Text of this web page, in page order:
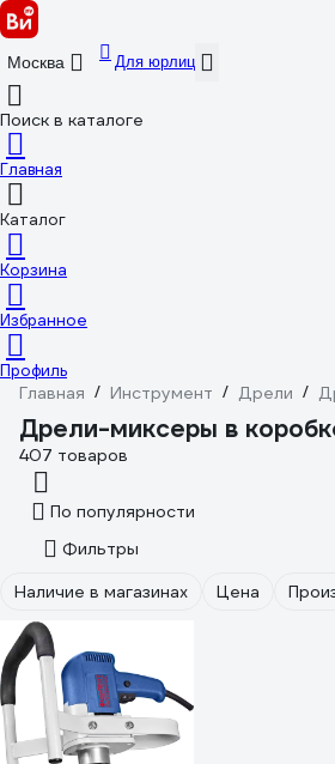
Москва Для юрлиц
Поиск в каталоге
Главная
Каталог
Корзина
Избранное
Профиль
Главная / Инструмент / Дрели /
Дрели-миксеры в
407 товаров
По популярности
Фильтры
Наличие в магазинах
Цена